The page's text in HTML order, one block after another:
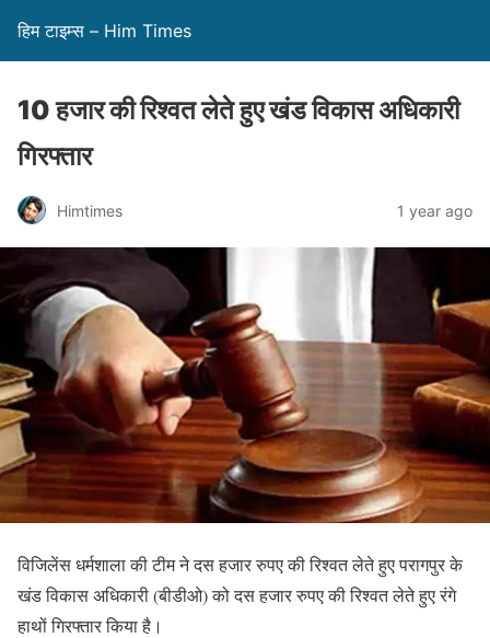
हिम टाइम्स – Him Times
10 हजार की रिश्वत लेते हुए खंड विकास अधिकारी
गिरफ्तार
Himtimes 1 year ago
विजिलेंस धर्मशाला की टीम ने दस हजार रुपए की रिश्वत लेते हुए परागपुर के
खंड विकास अधिकारी (बीडीओ) को दस हजार रुपए की रिश्वत लेते हुए रंगे
हाथों गिरफ्तार किया है।